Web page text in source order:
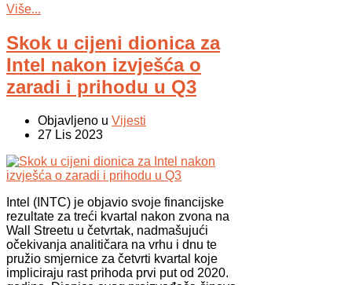
Više...
Skok u cijeni dionica za
Intel nakon izvješća o
zaradi i prihodu u Q3
Objavljeno u Vijesti
27 Lis 2023
Intel (INTC) je objavio svoje financijske
rezultate za treći kvartal nakon zvona na
Wall Streetu u četvrtak, nadmašujući
očekivanja analitičara na vrhu i dnu te
pružio smjernice za četvrti kvartal koje
impliciraju rast prihoda prvi put od 2020.